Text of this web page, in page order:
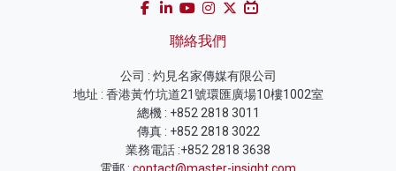
聯絡我們
公司 : 灼見名家傳媒有限公司
地址 : 香港黃竹坑道21號環匯廣場10樓1002室
總機 : +852 2818 3011
傳真 : +852 2818 3022
業務電話 :+852 2818 3638
電郵 : contact@master-insight.com